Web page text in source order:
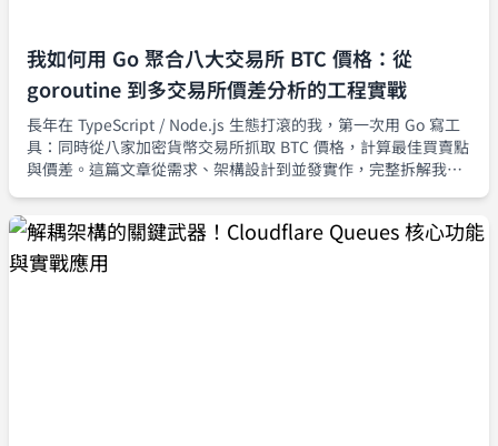
我如何用 Go 聚合八大交易所 BTC 價格：從
goroutine 到多交易所價差分析的工程實戰
長年在 TypeScript / Node.js 生態打滾的我，第一次用 Go 寫工
具：同時從八家加密貨幣交易所抓取 BTC 價格，計算最佳買賣點
與價差。這篇文章從需求、架構設計到並發實作，完整拆解我如